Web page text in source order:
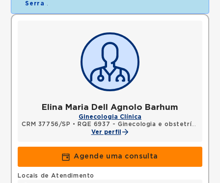
Serra
Elina Maria Dell Agnolo Barhum
Ginecologia Clínica
CRM 37756/SP • RQE 6937 - Ginecologia e obstetrícia
Ver perfil
Agende uma consulta
Locais de Atendimento